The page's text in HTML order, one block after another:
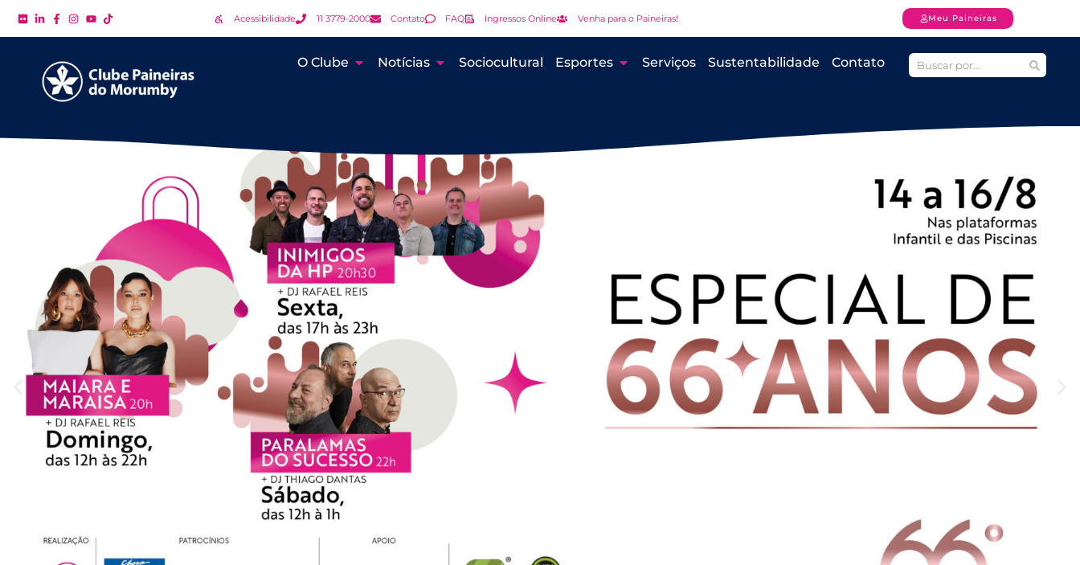
Acessibilidade 11 3779-2000 Contato FAQ Ingressos Online Venha para o Paineiras! Meu Paineiras
O Clube Notícias Sociocultural Esportes Serviços Sustentabilidade Contato